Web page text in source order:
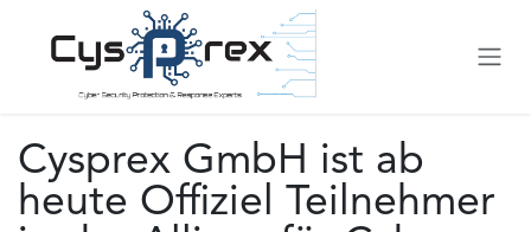
Zum Inhalt springen
Cysprex GmbH ist ab
heute Offiziel Teilnehmer